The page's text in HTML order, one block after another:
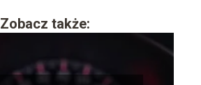
Zobacz także: